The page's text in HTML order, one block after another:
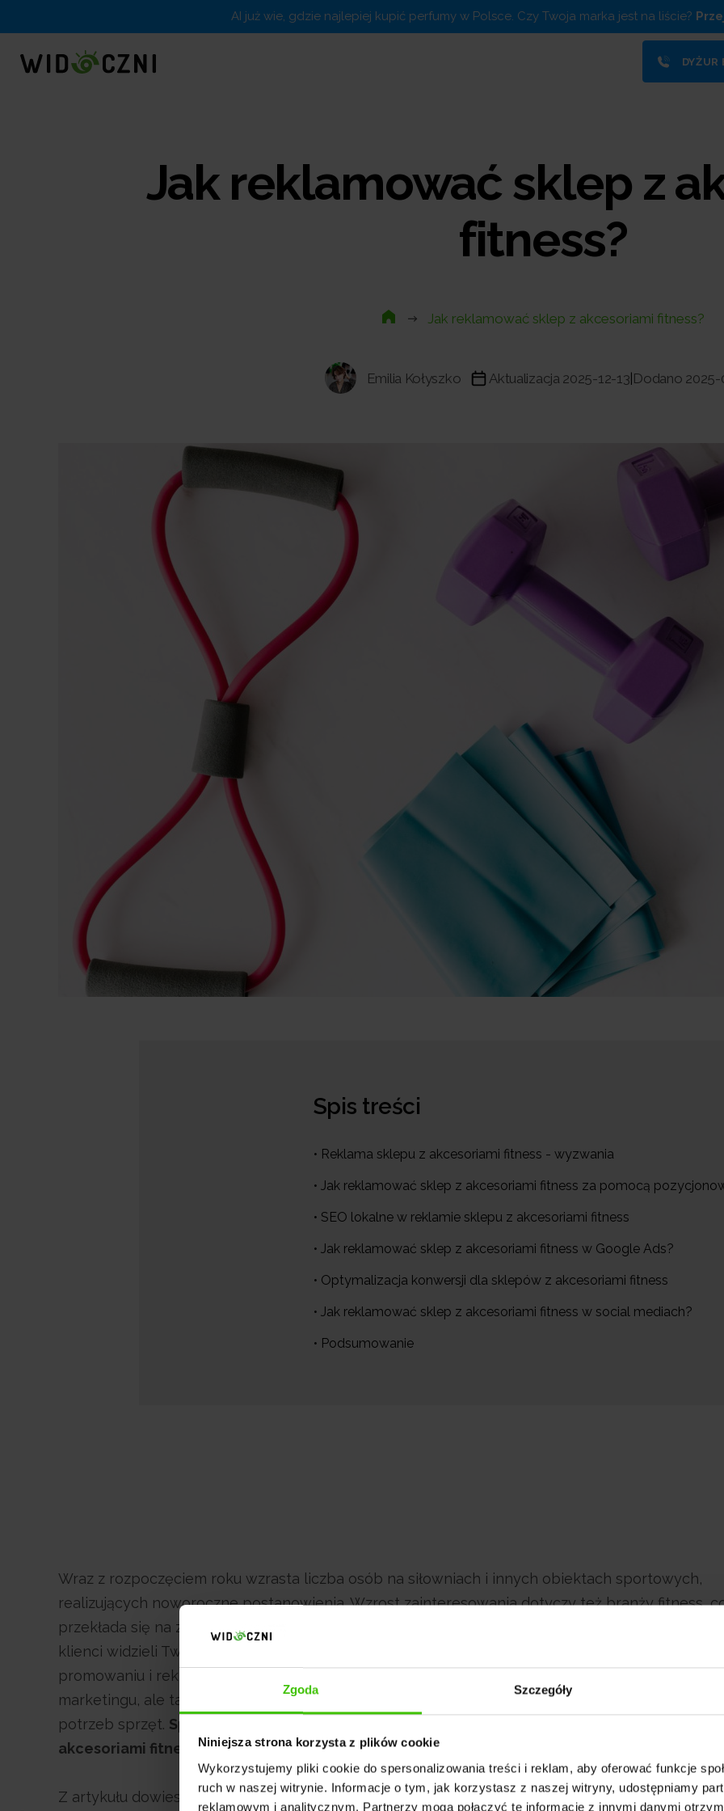
Zgoda Szczegóły
Niniejsza strona korzysta z plików cookie
Wykorzystujemy pliki cookie do spersonalizowania treści i reklam, aby oferować funkcje
ruch w naszej witrynie. Informacje o tym, jak korzystasz z naszej witryny, udostępniamy
reklamowym i analitycznym. Partnerzy mogą połączyć te informacje z innymi danymi
AI już wie, gdzie najlepiej kupić perfumy w Polsce. Czy Twoja marka jest na liście?
DYŻUR
Jak reklamować sklep z
fitness?
Jak reklamować sklep z akcesoriami fitness?
Emilia Kołyszko Aktualizacja 2025-12-13 Dodano 2025-
Spis treści
• Reklama sklepu z akcesoriami fitness - wyzwania
• Jak reklamować sklep z akcesoriami fitness za pomocą
• SEO lokalne w reklamie sklepu z akcesoriami fitness
• Jak reklamować sklep z akcesoriami fitness w Google Ads?
• Optymalizacja konwersji dla sklepów z akcesoriami fitness
• Jak reklamować sklep z akcesoriami fitness w social mediach?
• Podsumowanie
Wraz z rozpoczęciem roku wzrasta liczba osób na siłowniach i innych obiektach sportowych,
realizujących noworoczne postanowienia. Wzrost zainteresowania dotyczy też branży fitness,
przekłada się na zwiększenie sprzedaży akcesoriów do ćwiczeń. Dlatego ważne jest, aby
klienci widzieli Twój sklep podczas szukania nowych ofert produktów fitnessowych w internecie.
promowaniu i reklamie sklepu z takimi akcesoriami niezbędna jest nie tylko pomoc ekspertów z
marketingu, ale także znajomość branży i wiedza trenerów, którzy pomogą dobrać odpowiedni
potrzeb sprzęt. Sprawdź różne porady, w jaki sposób można atrakcyjnie reklamować sklep z
akcesoriami fitness w sieci.
Z artykułu dowiesz się: